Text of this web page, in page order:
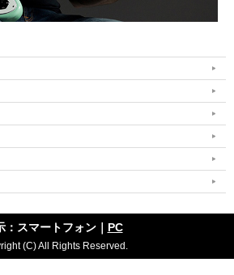
：スマートフォン｜ PC
(C) All Rights Reserved.